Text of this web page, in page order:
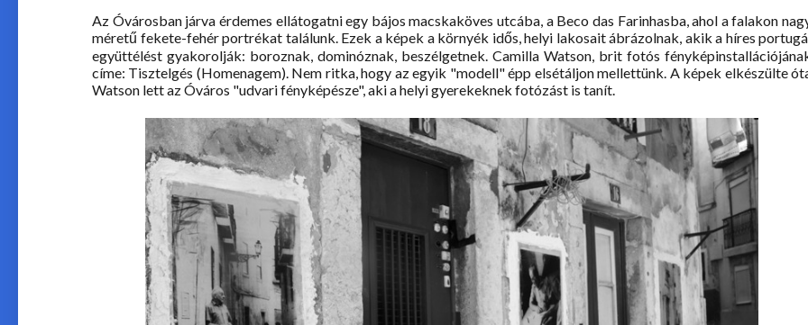
Az Óvárosban járva érdemes ellátogatni egy bájos macskaköves utcába, a Beco das Farinhasba, ahol a falakon
méretű fekete-fehér portrékat találunk. Ezek a képek a környék idős, helyi lakosait ábrázolnak, akik a híres
együttélést gyakorolják: boroznak, dominóznak, beszélgetnek. Camilla Watson, brit fotós
címe: Tisztelgés (Homenagem). Nem ritka, hogy az egyik "modell" épp elsétáljon mellettünk. A képek elkészülte
Watson lett az Óváros "udvari fényképésze", aki a helyi gyerekeknek fotózást is tanít.